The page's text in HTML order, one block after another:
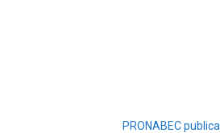
PRONABEC